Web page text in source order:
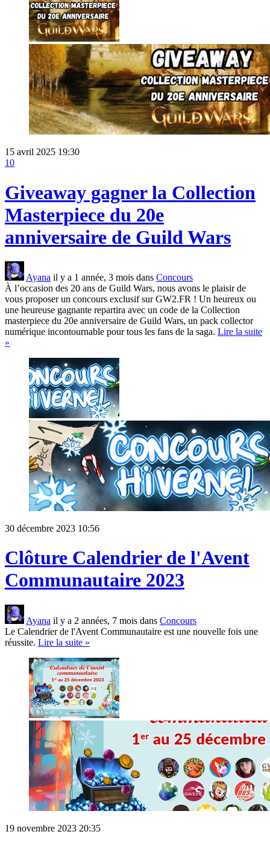
15 avril 2025 19:30
10
Giveaway gagner la Collection
Masterpiece du 20e
anniversaire de Guild Wars
Ayana il y a 1 année, 3 mois dans Concours
À l’occasion des 20 ans de Guild Wars, nous avons le plaisir de
vous proposer un concours exclusif sur GW2.FR ! Un heureux ou
une heureuse gagnante repartira avec un code de la Collection
masterpiece du 20e anniversaire de Guild Wars, un pack collector
numérique incontournable pour tous les fans de la saga. Lire la suite
»
30 décembre 2023 10:56
Clôture Calendrier de l'Avent
Communautaire 2023
Ayana il y a 2 années, 7 mois dans Concours
Le Calendrier de l'Avent Communautaire est une nouvelle fois une
réussite. Lire la suite »
19 novembre 2023 20:35